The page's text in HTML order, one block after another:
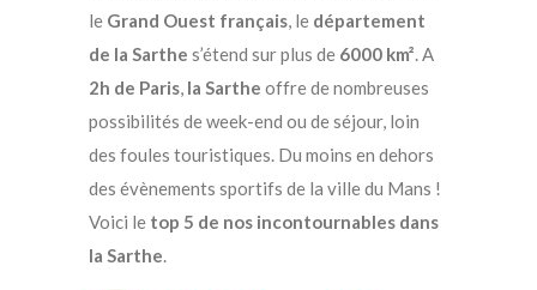
le Grand Ouest français, le département
de la Sarthe s’étend sur plus de 6000 km². A
2h de Paris, la Sarthe offre de nombreuses
possibilités de week-end ou de séjour, loin
des foules touristiques. Du moins en dehors
des évènements sportifs de la ville du Mans !
Voici le top 5 de nos incontournables dans
la Sarthe.